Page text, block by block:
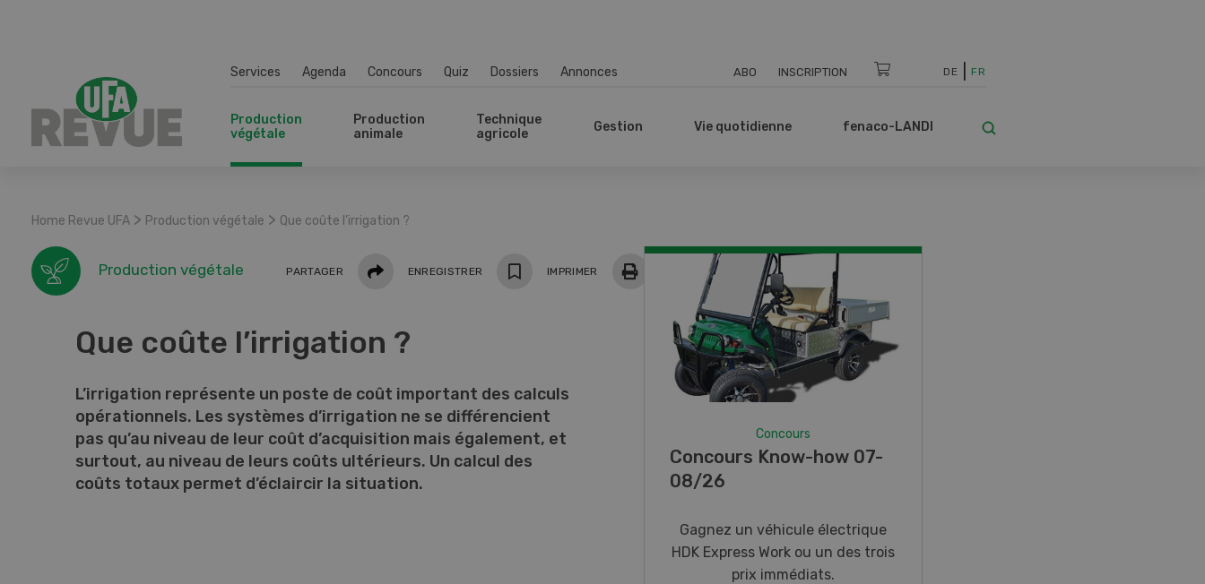
Services Agenda Concours Quiz Dossiers Annonces ABO INSCRIPTION DE FR
Production
végétale
Production
animale
Technique
agricole
Gestion Vie quotidienne fenaco-LANDI
Home Revue UFA > Production végétale > Que coûte l’irrigation ?
Production végétale PARTAGER PartagerENREGISTRER IMPRIMER
Que coûte l’irrigation ?
L’irrigation représente un poste de coût important des calculs
opérationnels. Les systèmes d’irrigation ne se différencient
pas qu’au niveau de leur coût d’acquisition mais également, et
surtout, au niveau de leurs coûts ultérieurs. Un calcul des
coûts totaux permet d’éclaircir la situation.
Concours
Concours Know-how 07-
08/26
Gagnez un véhicule électrique
HDK Express Work ou un des trois
prix immédiats.